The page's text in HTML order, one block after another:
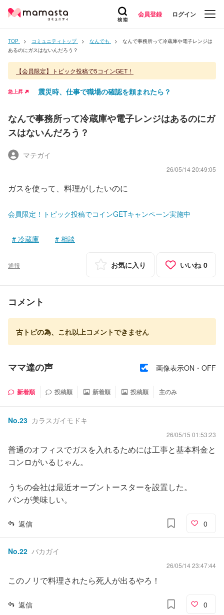
会員登録 ログイン
TOP コミュニティトップ なんでも
なんで事務所って冷蔵庫や電子レンジは
あるのにガスはないんだろう？
【会員限定】トピック投稿で5コインGET！
急上昇 震災時、仕事で職場の確認を頼まれたら？
なんで事務所って冷蔵庫や電子レンジはあるのにガ
スはないんだろう？
マテガイ
26/05/14 20:49:05
ガスを使って、料理がしたいのに
会員限定！トピック投稿でコインGETキャンペーン実施中
冷蔵庫 相談
通報 お気に入り いいね 0
コメント
古トピの為、これ以上コメントできません
ママ達の声 画像表示ON・OFF
新着順 投稿順 新着順 投稿順 主のみ
No.23 カラスガイモドキ
26/05/15 01:53:23
普通のオフィスでガスを入れるためには工事と基本料金と
コンロがいるじゃん。
うちの会社は最近オーブントースターを設置した。
パンが美味しい。
返信 0
No.22 バカガイ
26/05/14 23:47:44
このノリで料理されたら死人が出るやろ！
返信 0